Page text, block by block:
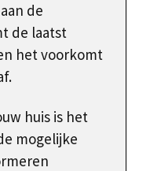
de
de laatst
het voorkomt
huis is het
mogelijke